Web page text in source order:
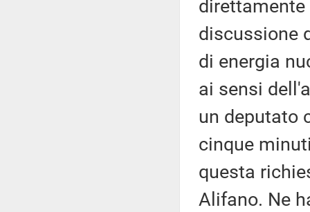
discussione
di energia
ai sensi
un deputato
cinque
questa
Alifano. Ne